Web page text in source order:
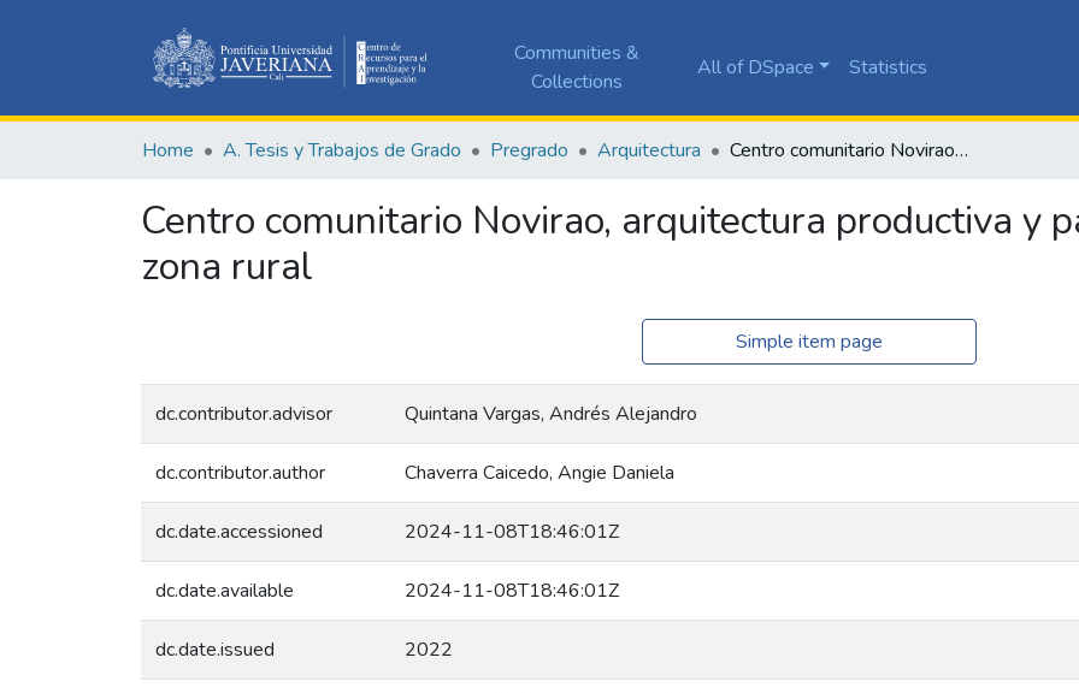
Communities &
Collections
All of DSpace Statistics
Home A. Tesis y Trabajos de Grado Pregrado Arquitectura Centro comunitario Novirao, arquitectura productiva y participativa para la zona rural
Centro comunitario Novirao, arquitectura productiva y
zona rural
Simple item page
dc.contributor.advisor Quintana Vargas, Andrés Alejandro
dc.contributor.author Chaverra Caicedo, Angie Daniela
dc.date.accessioned 2024-11-08T18:46:01Z
dc.date.available 2024-11-08T18:46:01Z
dc.date.issued 2022